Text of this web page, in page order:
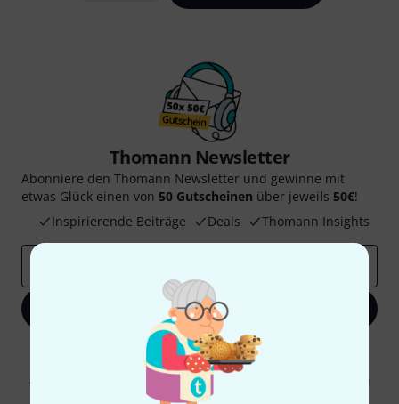
Thomann Newsletter
Abonniere den Thomann Newsletter und gewinne mit
etwas Glück einen von 50 Gutscheinen über jeweils 50€!
Inspirierende Beiträge
Deals Thomann Insights
Jetzt anmelden
Mit Klick auf „Jetzt anmelden“ stimmen Sie dem Erhalt von E-Mail-
Werbung und einer Messung des E-Mail-Nutzungsverhaltens zu. Die
Abmeldung ist jederzeit möglich. Weitere Informationen finden Sie in
unseren
Datenschutzhinweisen